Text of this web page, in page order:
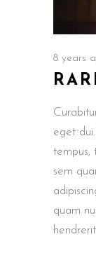
8 years
eget
tempus,
sem
quam